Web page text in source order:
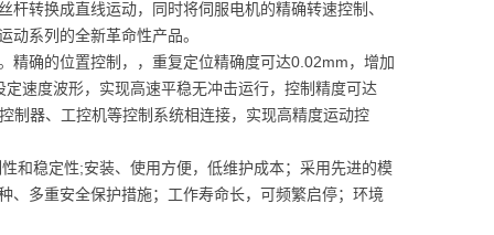
转换成直线运动，同时将伺服电机的精确转速控制、
系列的全新革命性产品。
精确的位置控制，，重复定位精确度可达0.02mm，增加
速度波形，实现高速平稳无冲击运行，控制精度可达
制器、工控机等控制系统相连接，实现高精度运动控
和稳定性;安装、使用方便，低维护成本；采用先进的模
、多重安全保护措施；工作寿命长，可频繁启停；环境